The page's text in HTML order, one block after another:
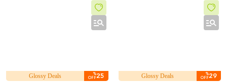
29
%
OFF
Glossy Deals
25
%
OFF
Glossy Deals